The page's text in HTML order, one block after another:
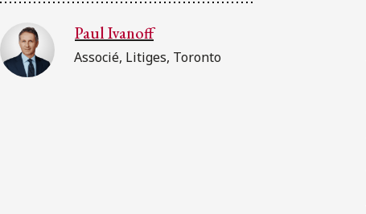
Paul Ivanoff
Associé, Litiges, Toronto